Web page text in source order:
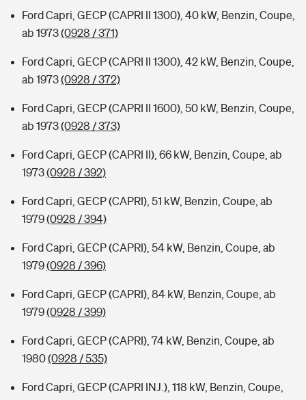
Ford Capri, GECP (CAPRI II 1300), 40 kW, Benzin, Coupe,
ab 1973(0928 / 371)
Ford Capri, GECP (CAPRI II 1300), 42 kW, Benzin, Coupe,
ab 1973(0928 / 372)
Ford Capri, GECP (CAPRI II 1600), 50 kW, Benzin, Coupe,
ab 1973(0928 / 373)
Ford Capri, GECP (CAPRI II), 66 kW, Benzin, Coupe, ab
1973(0928 / 392)
Ford Capri, GECP (CAPRI), 51 kW, Benzin, Coupe, ab
1979(0928 / 394)
Ford Capri, GECP (CAPRI), 54 kW, Benzin, Coupe, ab
1979(0928 / 396)
Ford Capri, GECP (CAPRI), 84 kW, Benzin, Coupe, ab
1979(0928 / 399)
Ford Capri, GECP (CAPRI), 74 kW, Benzin, Coupe, ab
1980(0928 / 535)
Ford Capri, GECP (CAPRI INJ.), 118 kW, Benzin, Coupe,